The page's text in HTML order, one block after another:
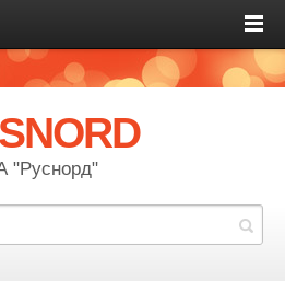
"Руснорд"